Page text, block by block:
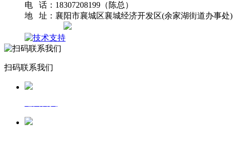
电 话：18307208199（陈总）
地 址：襄阳市襄城区襄城经济开发区(余家湖街道办事处)
扫码联系我们